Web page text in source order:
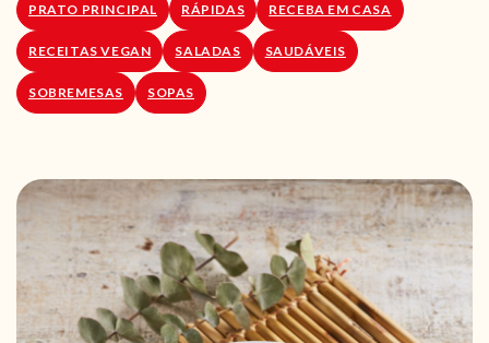
PRATO PRINCIPAL RÁPIDAS RECEBA EM CASA
RECEITAS VEGAN SALADAS SAUDÁVEIS
SOBREMESAS SOPAS